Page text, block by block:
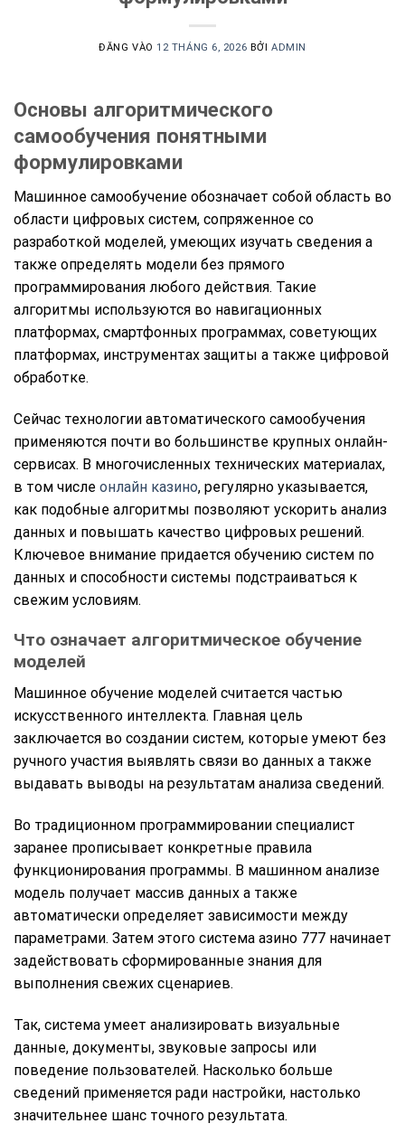
ĐĂNG VÀO12 THÁNG 6, 2026 BỞI ADMIN
Основы алгоритмического
самообучения понятными
формулировками
Машинное самообучение обозначает собой область во
области цифровых систем, сопряженное со
разработкой моделей, умеющих изучать сведения а
также определять модели без прямого
программирования любого действия. Такие
алгоритмы используются во навигационных
платформах, смартфонных программах, советующих
платформах, инструментах защиты а также цифровой
обработке.
Сейчас технологии автоматического самообучения
применяются почти во большинстве крупных онлайн-
сервисах. В многочисленных технических материалах,
в том числе онлайн казино, регулярно указывается,
как подобные алгоритмы позволяют ускорить анализ
данных и повышать качество цифровых решений.
Ключевое внимание придается обучению систем по
данных и способности системы подстраиваться к
свежим условиям.
Что означает алгоритмическое обучение
моделей
Машинное обучение моделей считается частью
искусственного интеллекта. Главная цель
заключается во создании систем, которые умеют без
ручного участия выявлять связи во данных а также
выдавать выводы на результатам анализа сведений.
Во традиционном программировании специалист
заранее прописывает конкретные правила
функционирования программы. В машинном анализе
модель получает массив данных а также
автоматически определяет зависимости между
параметрами. Затем этого система азино 777 начинает
задействовать сформированные знания для
выполнения свежих сценариев.
Так, система умеет анализировать визуальные
данные, документы, звуковые запросы или
поведение пользователей. Насколько больше
сведений применяется ради настройки, настолько
значительнее шанс точного результата.